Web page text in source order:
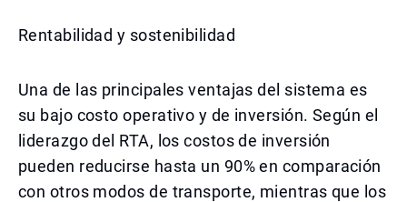
Rentabilidad y sostenibilidad
Una de las principales ventajas del sistema es
su bajo costo operativo y de inversión. Según el
liderazgo del RTA, los costos de inversión
pueden reducirse hasta un 90% en comparación
con otros modos de transporte, mientras que los